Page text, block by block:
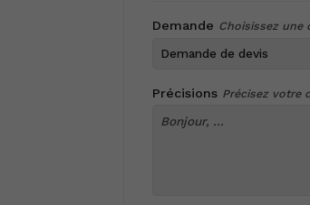
Demande Choisissez une
Précisions Précisez votre